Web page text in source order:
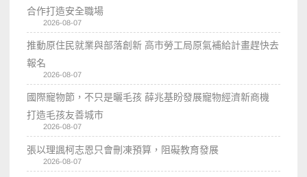
合作打造安全職場
2026-08-07
推動原住民就業與部落創新 高市勞工局原氣補給計畫趕快去
報名
2026-08-07
國際寵物節，不只是曬毛孩 薛兆基盼發展寵物經濟新商機
打造毛孩友善城市
2026-08-07
張以理諷柯志恩只會刪凍預算，阻礙教育發展
2026-08-07